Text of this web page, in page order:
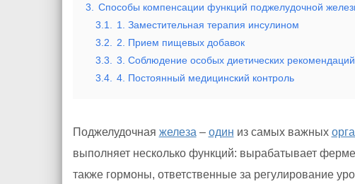
3.
Способы компенсации функций поджелудочной
3.1.
1. Заместительная терапия инсулином
3.2.
2. Прием пищевых добавок
3.3.
3. Соблюдение особых диетических рекомендаций
3.4.
4. Постоянный медицинский контроль
Поджелудочная железа – один из самых важных
выполняет несколько функций: вырабатывает
также гормоны, ответственные за регулирование